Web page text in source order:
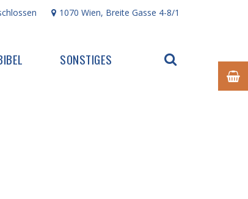
1070 Wien, Breite Gasse 4-8/1
SONSTIGES